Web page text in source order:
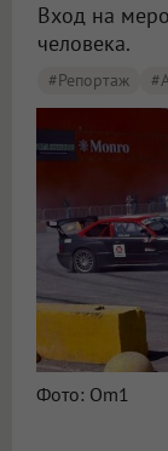
Вход на
человека.
#Репортаж
Фото: Om1